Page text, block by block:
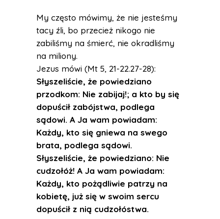
My często mówimy, że nie jesteśmy
tacy źli, bo przecież nikogo nie
zabiliśmy na śmierć, nie okradliśmy
na miliony.
Jezus mówi (Mt 5, 21-22.27-28):
Słyszeliście, że powiedziano
przodkom: Nie zabijaj!; a kto by się
dopuścił zabójstwa, podlega
sądowi. A Ja wam powiadam:
Każdy, kto się gniewa na swego
brata, podlega sądowi.
Słyszeliście, że powiedziano: Nie
cudzołóż! A Ja wam powiadam:
Każdy, kto pożądliwie patrzy na
kobietę, już się w swoim sercu
dopuścił z nią cudzołóstwa.